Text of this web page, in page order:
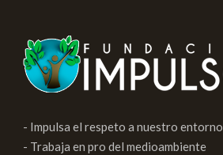
- Impulsa el respeto a nuestro entorno
- Trabaja en pro del medioambiente